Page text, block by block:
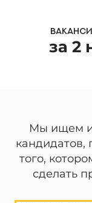
за 2
Мы ищем и
кандидатов,
того,
сделать